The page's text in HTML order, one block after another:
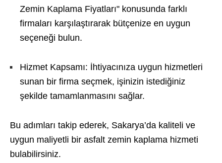
Zemin Kaplama Fiyatları" konusunda farklı
firmaları karşılaştırarak bütçenize en uygun
seçeneği bulun.
Hizmet Kapsamı: İhtiyacınıza uygun hizmetleri
sunan bir firma seçmek, işinizin istediğiniz
şekilde tamamlanmasını sağlar.
Bu adımları takip ederek, Sakarya’da kaliteli ve
uygun maliyetli bir asfalt zemin kaplama hizmeti
bulabilirsiniz.